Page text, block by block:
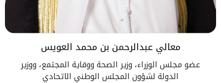
معالي عبدالرحمن بن محمد العويس
عضو مجلس الوزراء، وزير الصحة ووقاية المجتمع، ووزير
الدولة لشؤون المجلس الوطني الاتحادي